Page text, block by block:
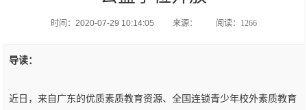
时间：2020-07-29 10:14:05 来源： 阅读：1266
导读：
近日，来自广东的优质素质教育资源、全国连锁青少年校外素质教育